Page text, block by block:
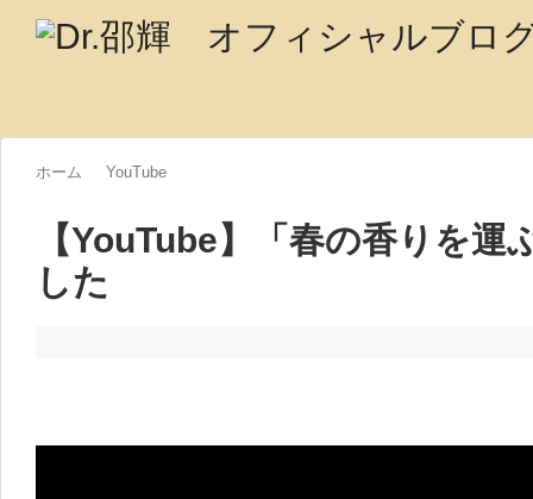
ホーム YouTube
【YouTube】「春の香りを運
した